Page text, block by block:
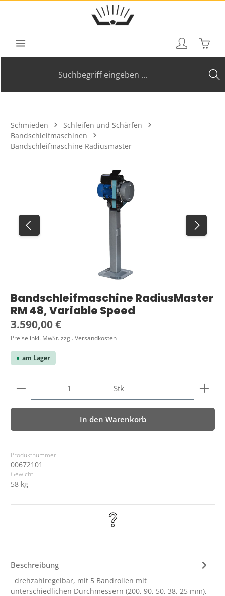
Zum Hauptinhalt springen
Schmieden
Schleifen und Schärfen
Bandschleifmaschinen
Bandschleifmaschine Radiusmaster
Bildergalerie überspringen
Bandschleifmaschine RadiusMaster
RM 48, Variable Speed
Regulärer Preis:
3.590,00 €
Preise inkl. MwSt. zzgl. Versandkosten
am Lager
Produkt Anzahl: Gib den gewünschten Wert ein
Stk
In den Warenkorb
Produktnummer:
00672101
Gewicht:
58 kg
Beschreibung
drehzahlregelbar, mit 5 Bandrollen mit
unterschiedlichen Durchmessern (200, 90, 50, 38, 25 mm),